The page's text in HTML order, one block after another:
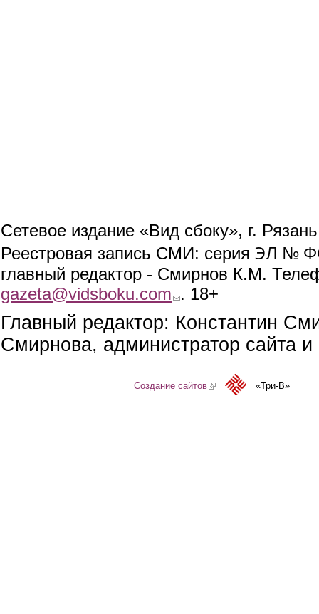
Сетевое издание «Вид сбоку», г.
Реестровая запись СМИ: серия ЭЛ №
главный редактор - Смирнов К.М.
gazeta@vidsboku.com (link sends e-mail)
. 18+
Главный редактор: Константин
Смирнова, администратор сайта
Создание сайтов(link is external)«Три-В»